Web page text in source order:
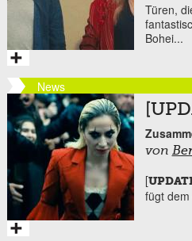
Türen,
Bohei...
News
von
[
fügt